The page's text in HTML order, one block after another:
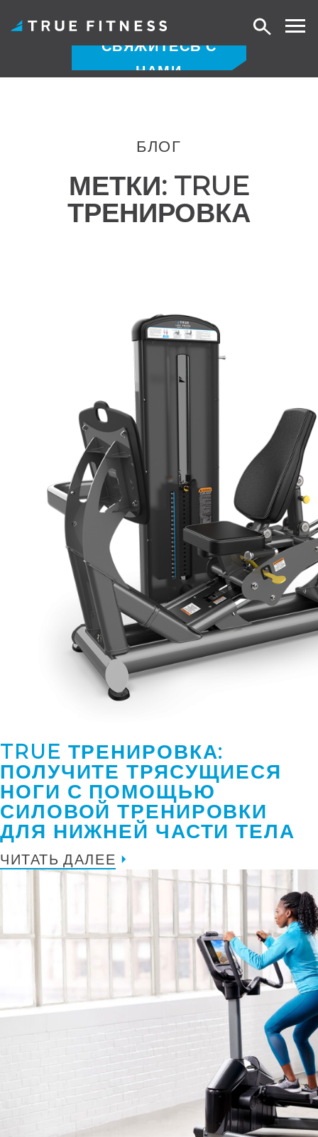
СВЯЖИТЕСЬ С
НАМИ
Поиск
БЛОГ
МЕТКИ: TRUE
ТРЕНИРОВКА
TRUE ТРЕНИРОВКА:
ПОЛУЧИТЕ ТРЯСУЩИЕСЯ
НОГИ С ПОМОЩЬЮ
СИЛОВОЙ ТРЕНИРОВКИ
ДЛЯ НИЖНЕЙ ЧАСТИ ТЕЛА
ЧИТАТЬ ДАЛЕЕ